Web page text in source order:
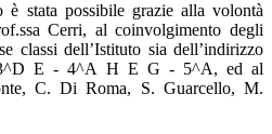
è stata possibile grazie alla volontà
Cerri, al coinvolgimento degli
classi dell’Istituto sia dell’indirizzo
3^D E - 4^A H E G - 5^A, ed al
C. Di Roma, S. Guarcello, M.